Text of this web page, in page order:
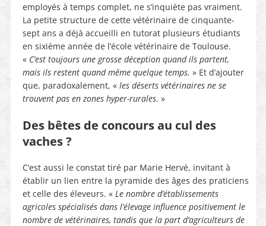
employés à temps complet, ne s’inquiète pas vraiment.
La petite structure de cette vétérinaire de cinquante-
sept ans a déjà accueilli en tutorat plusieurs étudiants
en sixième année de l’école vétérinaire de Toulouse.
« C’est toujours une grosse déception quand ils partent,
mais ils restent quand même quelque temps. » Et d’ajouter
que, paradoxalement, « les déserts vétérinaires ne se
trouvent pas en zones hyper-rurales. »
Des bêtes de concours au cul des
vaches ?
C’est aussi le constat tiré par Marie Hervé, invitant à
établir un lien entre la pyramide des âges des praticiens
et celle des éleveurs. « Le nombre d’établissements
agricoles spécialisés dans l’élevage influence positivement le
nombre de vétérinaires, tandis que la part d’agriculteurs de